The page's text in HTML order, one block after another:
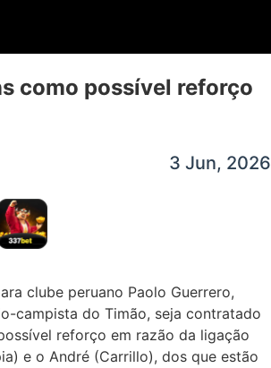
como possível reforço
3 Jun, 2026
clube peruano Paolo Guerrero,
campista do Timão, seja contratado
reforço em razão da ligação
e o André (Carrillo), dos que estão